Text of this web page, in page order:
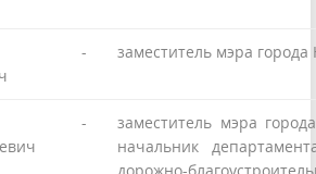
- заместитель мэра города
-
заместитель мэра
начальник
дорожно-